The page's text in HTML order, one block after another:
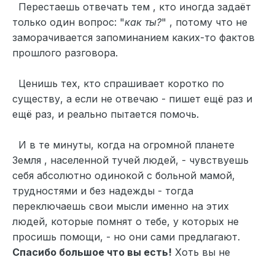
Перестаешь отвечать тем , кто иногда задаёт
только один вопрос: "как ты?" , потому что не
заморачивается запоминанием каких-то фактов
прошлого разговора.
Ценишь тех, кто спрашивает коротко по
существу, а если не отвечаю - пишет ещё раз и
ещё раз, и реально пытается помочь.
И в те минуты, когда на огромной планете
Земля , населенной тучей людей, - чувствуешь
себя абсолютно одинокой с больной мамой,
трудностями и без надежды - тогда
переключаешь свои мысли именно на этих
людей, которые помнят о тебе, у которых не
просишь помощи, - но они сами предлагают.
Спасибо большое что вы есть! Хоть вы не